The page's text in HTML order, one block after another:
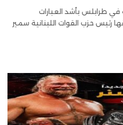
في طرابلس بأشد العبارات
رئيس حزب القوات اللبنانية سمير